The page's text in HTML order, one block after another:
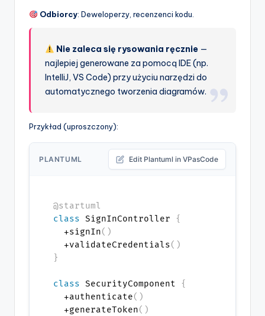
Odbiorcy: Deweloperzy, recenzenci kodu.
Nie zaleca się rysowania ręcznie —
najlepiej generowane za pomocą IDE (np.
IntelliJ, VS Code) przy użyciu narzędzi do
automatycznego tworzenia diagramów.
Przykład (uproszczony):
PLANTUML Edit Plantuml in VPasCode
@startuml
class SignInController {
  +signIn
( )
  +validateCredentials
( )
}
class SecurityComponent {
  +authenticate
( )
  +generateToken
( )